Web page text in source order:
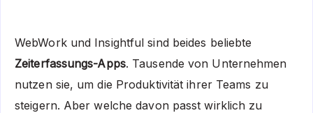
WebWork und Insightful sind beides beliebte
Zeiterfassungs-Apps. Tausende von Unternehmen
nutzen sie, um die Produktivität ihrer Teams zu
steigern. Aber welche davon passt wirklich zu